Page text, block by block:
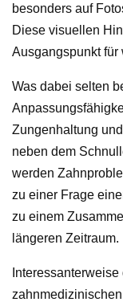
besonders auf
Diese visuellen
Ausgangspunkt für
Was dabei selten
Zungenhaltung
neben dem
werden
zu einer Frage
zu einem
längeren Zeitraum.